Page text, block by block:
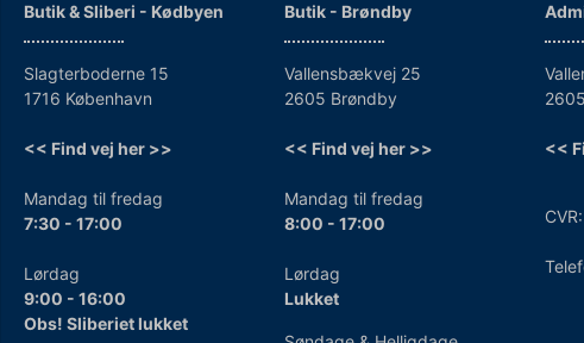
Butik & Sliberi - Kødbyen
Slagterboderne 15
1716 København
<< Find vej her >>
Mandag til fredag
7:30 - 17:00
Lørdag
9:00 - 16:00
Obs! Sliberiet lukket
Butik - Brøndby
Vallensbækvej 25
2605 Brøndby
<< Find vej her >>
Mandag til fredag
8:00 - 17:00
Lørdag
Lukket
<<